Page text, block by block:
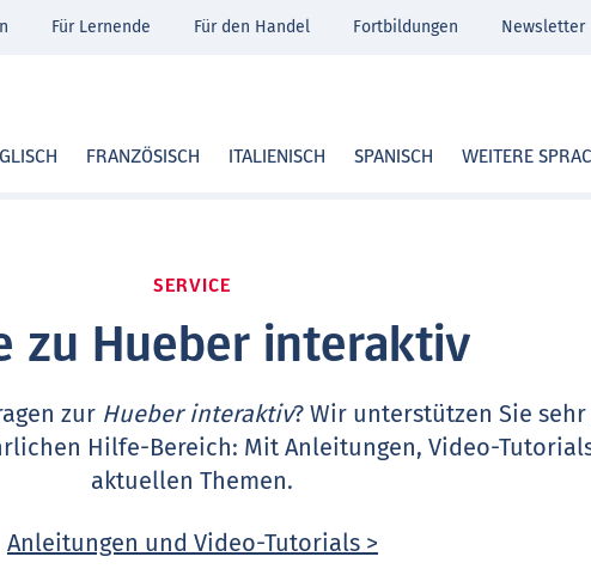
FRANZÖSISCH ITALIENISCH SPANISCH WEITERE
Für Lernende Für den Handel Fortbildungen Newsletter
SERVICE
zu Hueber interaktiv
zur Hueber interaktiv? Wir unterstützen Sie
Hilfe-Bereich: Mit Anleitungen, Video-Tutorials
aktuellen Themen.
Anleitungen und Video-Tutorials >